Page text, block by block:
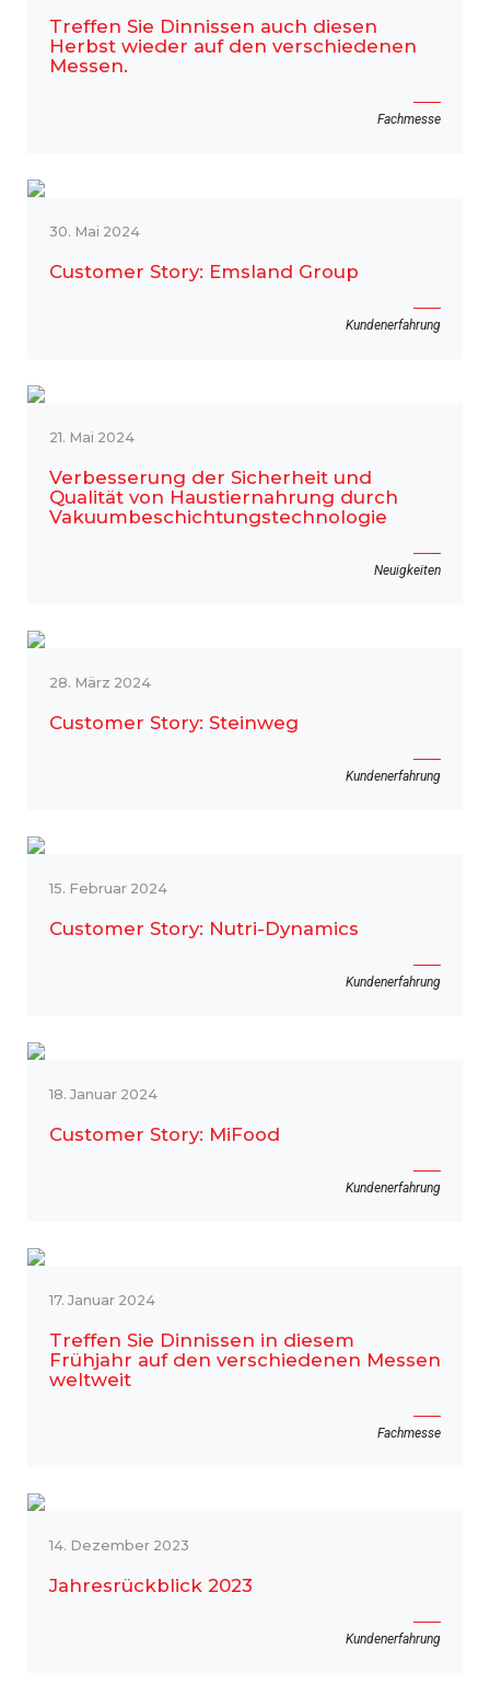
Treffen Sie Dinnissen auch diesen
Herbst wieder auf den verschiedenen
Messen.
Fachmesse
30. Mai 2024
Customer Story: Emsland Group
Kundenerfahrung
21. Mai 2024
Verbesserung der Sicherheit und
Qualität von Haustiernahrung durch
Vakuumbeschichtungstechnologie
Neuigkeiten
28. März 2024
Customer Story: Steinweg
Kundenerfahrung
15. Februar 2024
Customer Story: Nutri-Dynamics
Kundenerfahrung
18. Januar 2024
Customer Story: MiFood
Kundenerfahrung
17. Januar 2024
Treffen Sie Dinnissen in diesem
Frühjahr auf den verschiedenen Messen
weltweit
Fachmesse
14. Dezember 2023
Jahresrückblick 2023
Kundenerfahrung